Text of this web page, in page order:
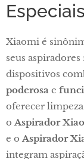
Xiaomi é
seus aspiradores
dispositivos
poderosa e
oferecer
oAspirador
e oAspirador
integram